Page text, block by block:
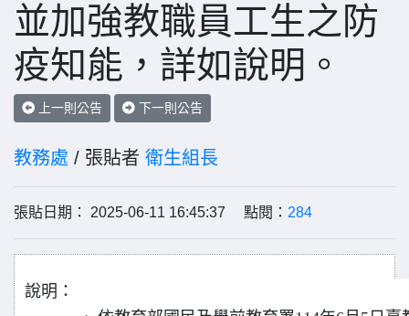
並加強教職員工生之防
疫知能，詳如說明。
上一則公告 下一則公告
教務處 / 張貼者 衛生組長
張貼日期： 2025-06-11 16:45:37 點閱： 284
說明：